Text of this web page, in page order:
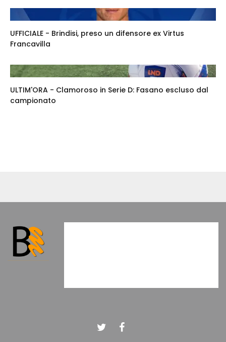
UFFICIALE - Brindisi, preso un difensore ex Virtus
Francavilla
ULTIM'ORA - Clamoroso in Serie D: Fasano escluso dal
campionato